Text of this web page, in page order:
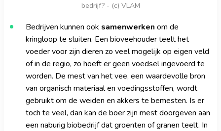
bedrijf? - (c) VLAM
Bedrijven kunnen ook samenwerken om de
kringloop te sluiten. Een bioveehouder teelt het
voeder voor zijn dieren zo veel mogelijk op eigen veld
of in de regio, zo hoeft er geen voedsel ingevoerd te
worden. De mest van het vee, een waardevolle bron
van organisch materiaal en voedingsstoffen, wordt
gebruikt om de weiden en akkers te bemesten. Is er
toch te veel, dan kan de boer zijn mest doorgeven aan
een naburig biobedrijf dat groenten of granen teelt. In